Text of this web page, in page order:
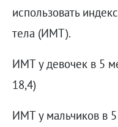
использовать
тела (ИМТ).
ИМТ у девочек в 5
18,4)
ИМТ у мальчиков в